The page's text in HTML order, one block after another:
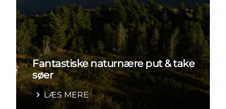
Fantastiske naturnære put & take
søer
LÆS MERE